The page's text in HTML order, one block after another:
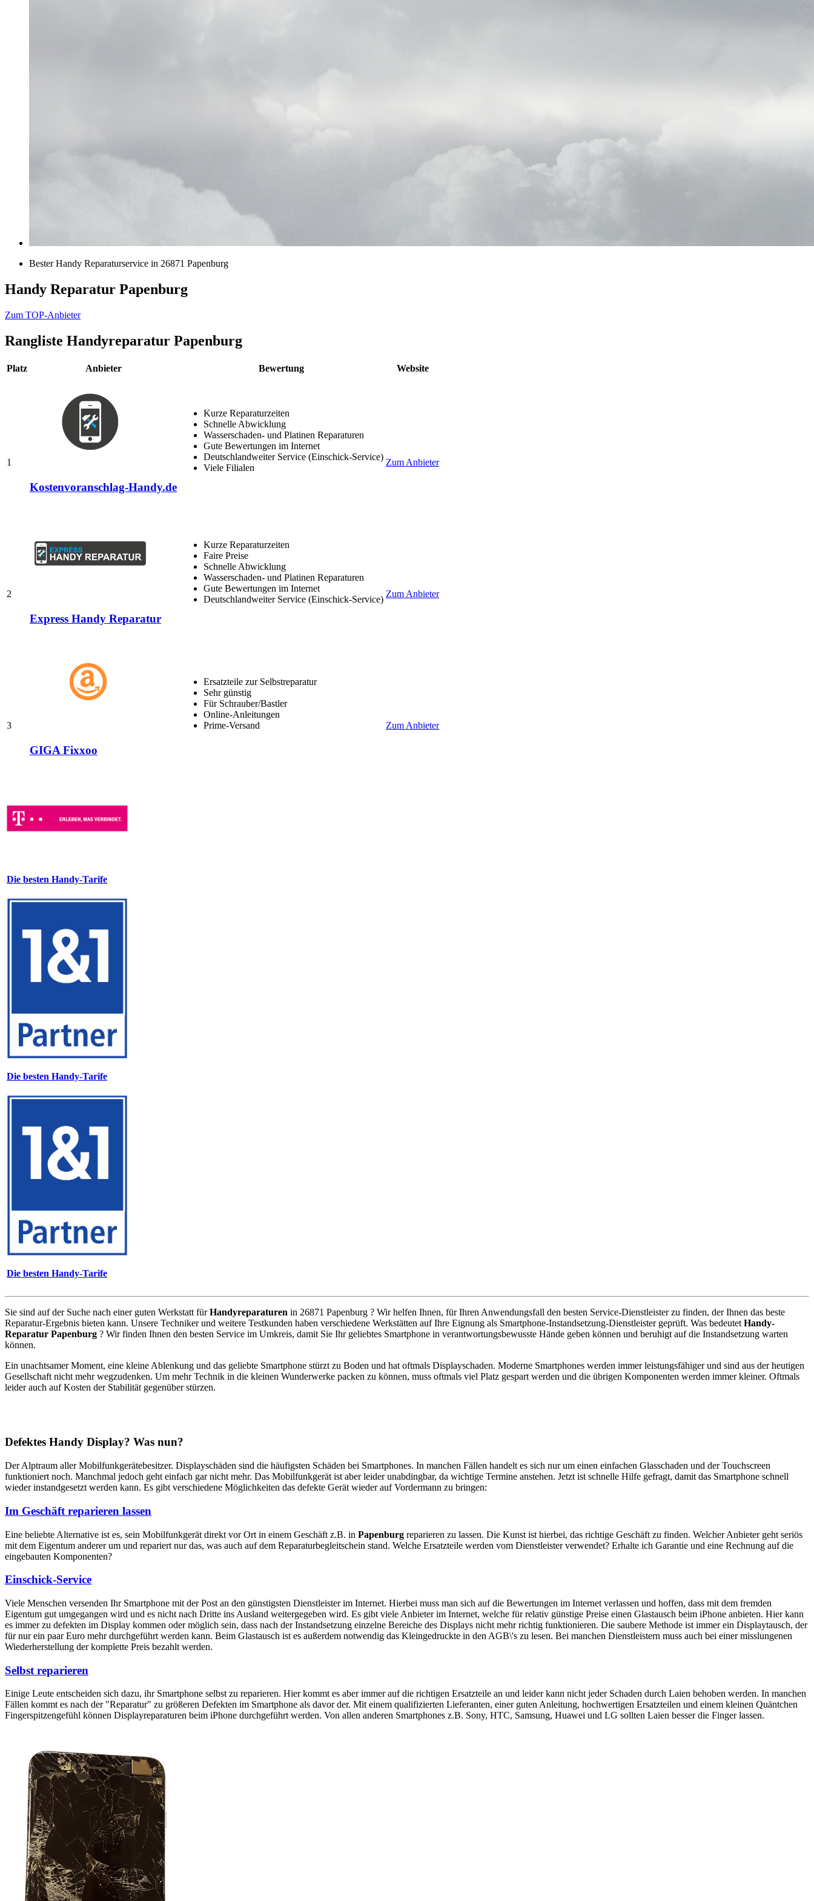
Bester Handy Reparaturservice in 26871 Papenburg
Handy Reparatur Papenburg
Zum TOP-Anbieter
Rangliste Handyreparatur Papenburg
Platz Anbieter Bewertung Website
1
Kostenvoranschlag-Handy.de
Kurze Reparaturzeiten
Schnelle Abwicklung
Wasserschaden- und Platinen Reparaturen
Gute Bewertungen im Internet
Deutschlandweiter Service (Einschick-Service)
Viele Filialen
Zum Anbieter
2
Express Handy Reparatur
Kurze Reparaturzeiten
Faire Preise
Schnelle Abwicklung
Wasserschaden- und Platinen Reparaturen
Gute Bewertungen im Internet
Deutschlandweiter Service (Einschick-Service)
Zum Anbieter
3
GIGA Fixxoo
Ersatzteile zur Selbstreparatur
Sehr günstig
Für Schrauber/Bastler
Online-Anleitungen
Prime-Versand
Zum Anbieter
Die besten Handy-Tarife
Die besten Handy-Tarife
Die besten Handy-Tarife
Sie sind auf der Suche nach einer guten Werkstatt fürHandyreparaturen in 26871 Papenburg ? Wir helfen Ihnen, für Ihren Anwendungsfall den besten Service-Dienstleister zu finden, der Ihnen das beste
Reparatur-Ergebnis bieten kann. Unsere Techniker und weitere Testkunden haben verschiedene Werkstätten auf Ihre Eignung als Smartphone-Instandsetzung-Dienstleister geprüft. Was bedeutet Handy-
Reparatur Papenburg ? Wir finden Ihnen den besten Service im Umkreis, damit Sie Ihr geliebtes Smartphone in verantwortungsbewusste Hände geben können und beruhigt auf die Instandsetzung warten
können.
Ein unachtsamer Moment, eine kleine Ablenkung und das geliebte Smartphone stürzt zu Boden und hat oftmals Displayschaden. Moderne Smartphones werden immer leistungsfähiger und sind aus der heutigen
Gesellschaft nicht mehr wegzudenken. Um mehr Technik in die kleinen Wunderwerke packen zu können, muss oftmals viel Platz gespart werden und die übrigen Komponenten werden immer kleiner. Oftmals
leider auch auf Kosten der Stabilität gegenüber stürzen.
Defektes Handy Display? Was nun?
Der Alptraum aller Mobilfunkgerätebesitzer. Displayschäden sind die häufigsten Schäden bei Smartphones. In manchen Fällen handelt es sich nur um einen einfachen Glasschaden und der Touchscreen
funktioniert noch. Manchmal jedoch geht einfach gar nicht mehr. Das Mobilfunkgerät ist aber leider unabdingbar, da wichtige Termine anstehen. Jetzt ist schnelle Hilfe gefragt, damit das Smartphone schnell
wieder instandgesetzt werden kann. Es gibt verschiedene Möglichkeiten das defekte Gerät wieder auf Vordermann zu bringen:
Im Geschäft reparieren lassen
Eine beliebte Alternative ist es, sein Mobilfunkgerät direkt vor Ort in einem Geschäft z.B. in Papenburg reparieren zu lassen. Die Kunst ist hierbei, das richtige Geschäft zu finden. Welcher Anbieter geht seriös
mit dem Eigentum anderer um und repariert nur das, was auch auf dem Reparaturbegleitschein stand. Welche Ersatzteile werden vom Dienstleister verwendet? Erhalte ich Garantie und eine Rechnung auf die
eingebauten Komponenten?
Einschick-Service
Viele Menschen versenden Ihr Smartphone mit der Post an den günstigsten Dienstleister im Internet. Hierbei muss man sich auf die Bewertungen im Internet verlassen und hoffen, dass mit dem fremden
Eigentum gut umgegangen wird und es nicht nach Dritte ins Ausland weitergegeben wird. Es gibt viele Anbieter im Internet, welche für relativ günstige Preise einen Glastausch beim iPhone anbieten. Hier kann
es immer zu defekten im Display kommen oder möglich sein, dass nach der Instandsetzung einzelne Bereiche des Displays nicht mehr richtig funktionieren. Die saubere Methode ist immer ein Displaytausch, der
für nur ein paar Euro mehr durchgeführt werden kann. Beim Glastausch ist es außerdem notwendig das Kleingedruckte in den AGB\'s zu lesen. Bei manchen Dienstleistern muss auch bei einer misslungenen
Wiederherstellung der komplette Preis bezahlt werden.
Selbst reparieren
Einige Leute entscheiden sich dazu, ihr Smartphone selbst zu reparieren. Hier kommt es aber immer auf die richtigen Ersatzteile an und leider kann nicht jeder Schaden durch Laien behoben werden. In manchen
Fällen kommt es nach der "Reparatur" zu größeren Defekten im Smartphone als davor der. Mit einem qualifizierten Lieferanten, einer guten Anleitung, hochwertigen Ersatzteilen und einem kleinen Quäntchen
Fingerspitzengefühl können Displayreparaturen beim iPhone durchgeführt werden. Von allen anderen Smartphones z.B. Sony, HTC, Samsung, Huawei und LG sollten Laien besser die Finger lassen.